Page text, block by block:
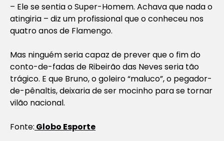
– Ele se sentia o Super-Homem. Achava que nada o
atingiria – diz um profissional que o conheceu nos
quatro anos de Flamengo.
Mas ninguém seria capaz de prever que o fim do
conto-de-fadas de Ribeirão das Neves seria tão
trágico. E que Bruno, o goleiro “maluco”, o pegador-
de-pênaltis, deixaria de ser mocinho para se tornar
vilão nacional.
Fonte: Globo Esporte